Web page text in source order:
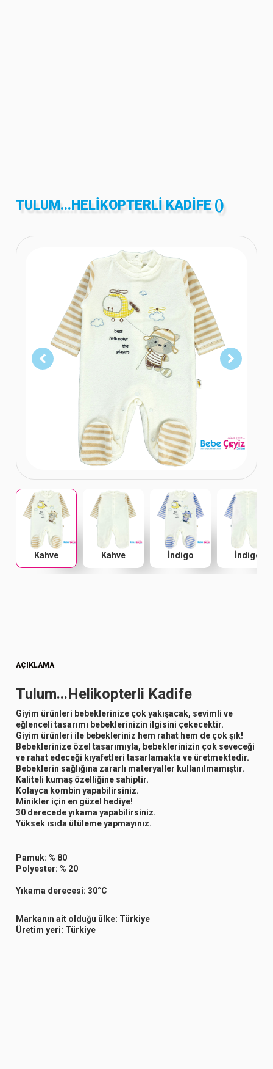
TULUM...HELIKOPTERLI KADIFE ()
Kahve Kahve İndigo İndigo
AÇIKLAMA
Tulum...Helikopterli Kadife
Giyim ürünleri bebeklerinize çok yakışacak, sevimli ve
eğlenceli tasarımı bebeklerinizin ilgisini çekecektir.
Giyim ürünleri ile bebekleriniz hem rahat hem de çok şık!
Bebeklerinize özel tasarımıyla, bebeklerinizin çok seveceği
ve rahat edeceği kıyafetleri tasarlamakta ve üretmektedir.
Bebeklerin sağlığına zararlı materyaller kullanılmamıştır.
Kaliteli kumaş özelliğine sahiptir.
Kolayca kombin yapabilirsiniz.
Minikler için en güzel hediye!
30 derecede yıkama yapabilirsiniz.
Yüksek ısıda ütüleme yapmayınız.
Pamuk: % 80
Polyester: % 20
Yıkama derecesi: 30°C
Markanın ait olduğu ülke: Türkiye
Üretim yeri: Türkiye